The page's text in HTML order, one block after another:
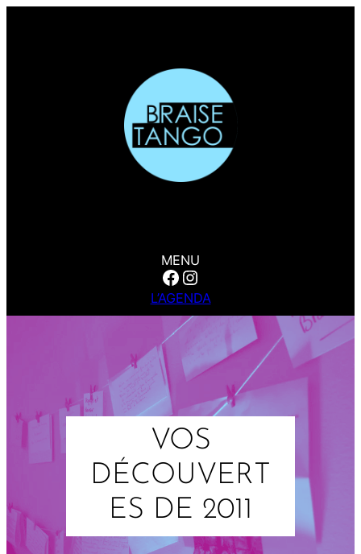
MENU
Facebook Instagram
L’AGENDA
VOS
DÉCOUVERT
ES DE 2011